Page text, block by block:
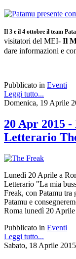
Il 3 e il 4 ottobre il team
visitatori del MEI- Il
dare informazioni e
Pubblicato in Eventi
Leggi tutto...
Domenica, 19 Aprile
20 Apr 2015
Letterario
Lunedì 20 Aprile a
Letterario "La mia
Freak, con Patamu tra
Patamu e
Roma lunedì 20
Pubblicato in Eventi
Leggi tutto...
Sabato, 18 Aprile